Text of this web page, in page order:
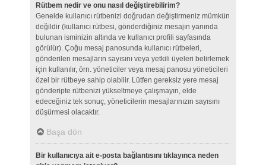
Rütbem nedir ve onu nasıl değiştirebilirim?
Genelde kullanıcı rütbenizi doğrudan değiştirmeniz mümkün
değildir (kullanıcı rütbesi, gönderdiğiniz mesajın yanında
bulunan isminizin altında ve kullanıcı profili sayfasında
görülür). Çoğu mesaj panosunda kullanıcı rütbeleri,
gönderilen mesajların sayısını veya yetkili üyeleri belirlemek
için kullanılır, örn. yöneticiler veya mesaj panosu yöneticileri
özel bir rütbeye sahip olabilir. Lütfen gereksiz yere mesaj
gönderipte rütbenizi yükseltmeye çalışmayın, elde
edeceğiniz tek sonuç, yöneticilerin mesajlarınızın sayısını
düşürmesi olacaktır.
Başa dön
Bir kullanıcıya ait e-posta bağlantısını tıklayınca neden